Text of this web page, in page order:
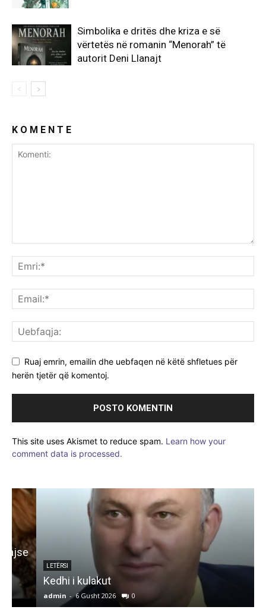
Simbolika e dritës dhe kriza e së
vërtetës në romanin “Menorah” të
autorit Deni Llanajt
K O M E N T E
Ruaj emrin, emailin dhe uebfaqen në këtë shfletues për
herën tjetër që komentoj.
This site uses Akismet to reduce spam. Learn how your
comment data is processed.
LETËRSI
Kedhi i kulakut
admin - 6 Gusht 2026 0